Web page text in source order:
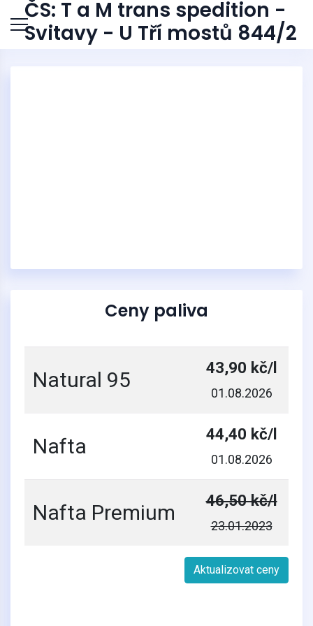
ČS: T a M trans spedition -
Svitavy - U Tří mostů 844/2
Ceny paliva
Natural 95 43,90 kč/l
01.08.2026
Nafta 44,40 kč/l
01.08.2026
Nafta Premium 46,50 kč/l
23.01.2023
Aktualizovat ceny